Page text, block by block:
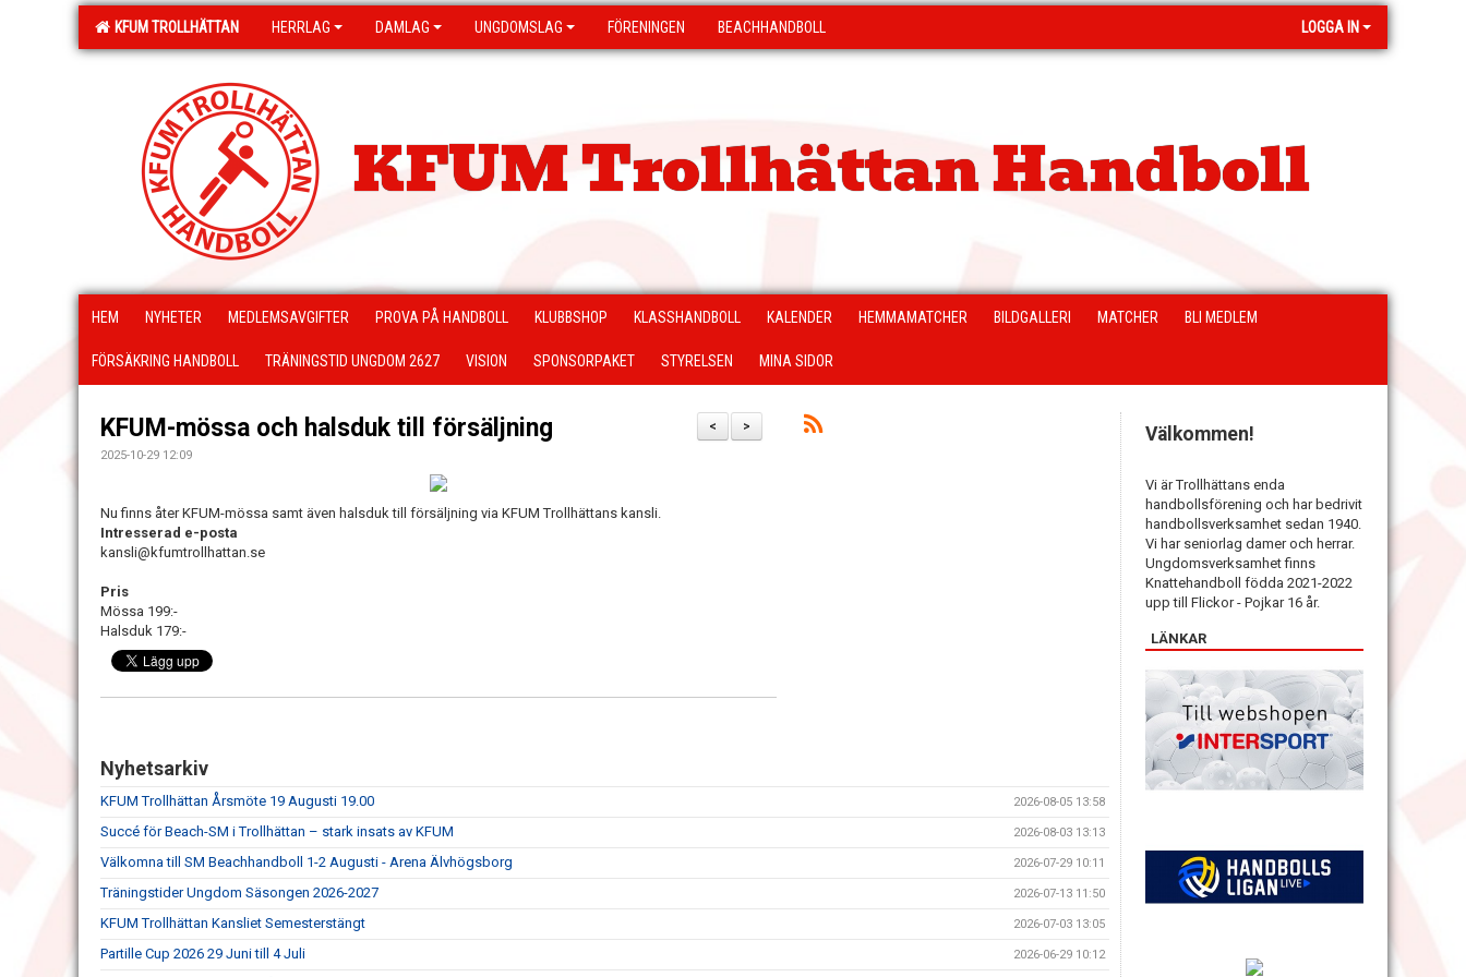
KFUM TROLLHÄTTAN HERRLAG DAMLAG UNGDOMSLAG FÖRENINGEN BEACHHANDBOLL LOGGA IN
KFUM Trollhättan Handboll
HEM NYHETER MEDLEMSAVGIFTER PROVA PÅ HANDBOLL KLUBBSHOP KLASSHANDBOLL KALENDER HEMMAMATCHER BILDGALLERI MATCHER BLI MEDLEM
FÖRSÄKRING HANDBOLL TRÄNINGSTID UNGDOM 2627 VISION SPONSORPAKET STYRELSEN MINA SIDOR
>
<
KFUM-mössa och halsduk till försäljning
2025-10-29 12:09
Nu finns åter KFUM-mössa samt även halsduk till försäljning via KFUM Trollhättans kansli.
Intresserad e-posta
kansli@kfumtrollhattan.se
Pris
Mössa 199:-
Halsduk 179:-
Nyhetsarkiv
KFUM Trollhättan Årsmöte 19 Augusti 19.00 2026-08-05 13:58
Succé för Beach-SM i Trollhättan – stark insats av KFUM 2026-08-03 13:13
Välkomna till SM Beachhandboll 1-2 Augusti - Arena Älvhögsborg 2026-07-29 10:11
Träningstider Ungdom Säsongen 2026-2027 2026-07-13 11:50
KFUM Trollhättan Kansliet Semesterstängt 2026-07-03 13:05
Partille Cup 2026 29 Juni till 4 Juli 2026-06-29 10:12
Välkommen!
Vi är Trollhättans enda
handbollsförening och har bedrivit
handbollsverksamhet sedan 1940.
Vi har seniorlag damer och herrar.
Ungdomsverksamhet finns
Knattehandboll födda 2021-2022
upp till Flickor - Pojkar 16 år.
LÄNKAR